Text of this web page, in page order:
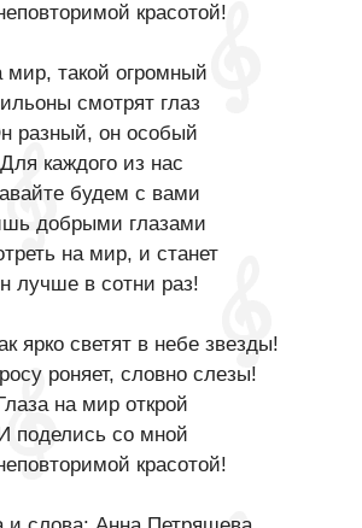
красотой!
мир, такой огромный
смотрят глаз
разный, он особый
Для каждого из нас
будем с вами
добрыми глазами
на мир, и станет
лучше в сотни раз!
ярко светят в небе звезды!
роняет, словно слезы!
на мир открой
поделись со мной
красотой!